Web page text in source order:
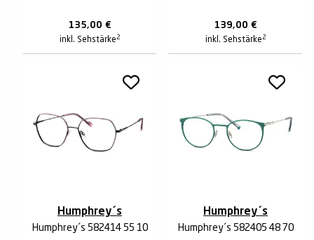
135,00 €
inkl. Sehstärke 2
139,00 €
inkl. Sehstärke 2
Humphrey´s
Humphrey´s 582414 55 10
Humphrey´s
Humphrey´s 582405 48 70